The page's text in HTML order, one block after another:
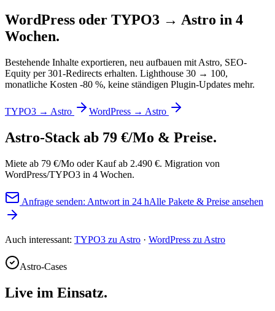
WordPress oder TYPO3 → Astro in 4
Wochen.
Bestehende Inhalte exportieren, neu aufbauen mit Astro, SEO-
Equity per 301-Redirects erhalten. Lighthouse 30 → 100,
monatliche Kosten -80 %, keine ständigen Plugin-Updates mehr.
TYPO3 → Astro WordPress → Astro
Astro-Stack ab 79 €/Mo & Preise.
Miete ab 79 €/Mo oder Kauf ab 2.490 €. Migration von
WordPress/TYPO3 in 4 Wochen.
Anfrage senden: Antwort in 24 hAlle Pakete & Preise ansehen
Auch interessant: TYPO3 zu Astro · WordPress zu Astro
Astro-Cases
Live im Einsatz.